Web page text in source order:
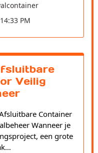
PM
Veilig
Container
Wanneer je
een grote